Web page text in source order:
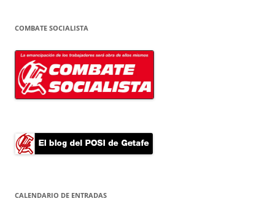
COMBATE SOCIALISTA
CALENDARIO DE ENTRADAS